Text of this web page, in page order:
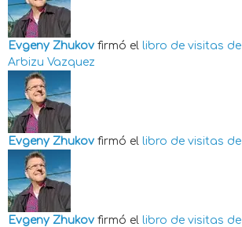
Evgeny Zhukov firmó el libro de visitas de
Arbizu Vazquez
Evgeny Zhukov firmó el libro de visitas de
Evgeny Zhukov firmó el libro de visitas de